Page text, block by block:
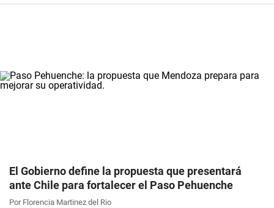
El Gobierno define la propuesta que presentará
ante Chile para fortalecer el Paso Pehuenche
Por Florencia Martinez del Rio